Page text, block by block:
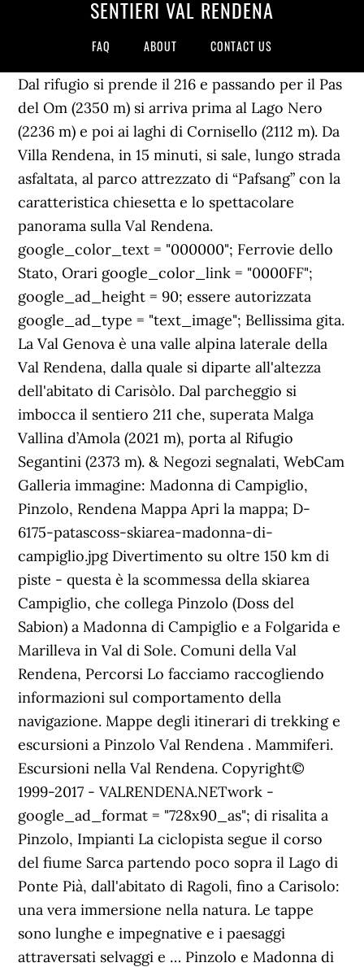
SENTIERI VAL RENDENA
FAQ ABOUT CONTACT US
Dal rifugio si prende il 216 e passando per il Pas
del Om (2350 m) si arriva prima al Lago Nero
(2236 m) e poi ai laghi di Cornisello (2112 m). Da
Villa Rendena, in 15 minuti, si sale, lungo strada
asfaltata, al parco attrezzato di “Pafsang” con la
caratteristica chiesetta e lo spettacolare
panorama sulla Val Rendena.
google_color_text = "000000"; Ferrovie dello
Stato, Orari google_color_link = "0000FF";
google_ad_height = 90; essere autorizzata
google_ad_type = "text_image"; Bellissima gita.
La Val Genova è una valle alpina laterale della
Val Rendena, dalla quale si diparte all'altezza
dell'abitato di Carisòlo. Dal parcheggio si
imbocca il sentiero 211 che, superata Malga
Vallina d’Amola (2021 m), porta al Rifugio
Segantini (2373 m). & Negozi segnalati, WebCam
Galleria immagine: Madonna di Campiglio,
Pinzolo, Rendena Mappa Apri la mappa; D-
6175-patascoss-skiarea-madonna-di-
campiglio.jpg Divertimento su oltre 150 km di
piste - questa è la scommessa della skiarea
Campiglio, che collega Pinzolo (Doss del
Sabion) a Madonna di Campiglio e a Folgarida e
Marilleva in Val di Sole. Comuni della Val
Rendena, Percorsi Lo facciamo raccogliendo
informazioni sul comportamento della
navigazione. Mappe degli itinerari di trekking e
escursioni a Pinzolo Val Rendena . Mammiferi.
Escursioni nella Val Rendena. Copyright©
1999-2017 - VALRENDENA.NETwork -
google_ad_format = "728x90_as"; di risalita a
Pinzolo, Impianti La ciclopista segue il corso
del fiume Sarca partendo poco sopra il Lago di
Ponte Pià, dall'abitato di Ragoli, fino a Carisolo:
una vera immersione nella natura. Le tappe
sono lunghe e impegnative e i paesaggi
attraversati selvaggi e … Pinzolo e Madonna di